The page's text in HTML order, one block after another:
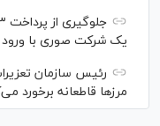
یک شرکت صوری با ورود
رئیس سازمان
مرز‌ها قاطعانه برخورد